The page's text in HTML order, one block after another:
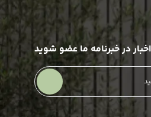
در خبرنامه ما عضو شوید